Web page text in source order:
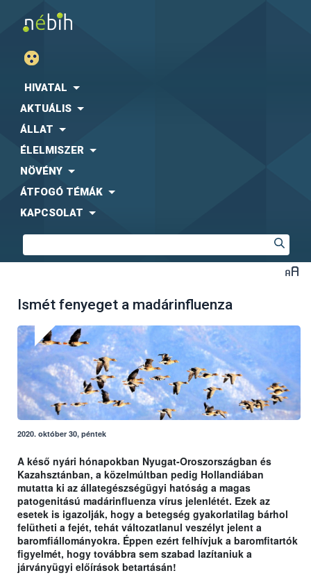
HIVATAL
AKTUÁLIS
ÁLLAT
ÉLELMISZER
NÖVÉNY
ÁTFOGÓ TÉMÁK
KAPCSOLAT
Ismét fenyeget a madárinfluenza
2020. október 30, péntek
A késő nyári hónapokban Nyugat-Oroszországban és
Kazahsztánban, a közelmúltban pedig Hollandiában
mutatta ki az állategészségügyi hatóság a magas
patogenitású madárinfluenza vírus jelenlétét. Ezek az
esetek is igazolják, hogy a betegség gyakorlatilag bárhol
felütheti a fejét, tehát változatlanul veszélyt jelent a
baromfiállományokra. Éppen ezért felhívjuk a baromfitartók
figyelmét, hogy továbbra sem szabad lazítaniuk a
járványügyi előírások betartásán!